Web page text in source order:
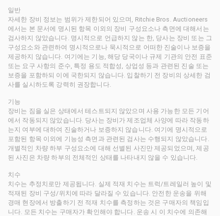
일반
자세한 장비 정보는 범위가 제한되어 있으며, Ritchie Bros. Auctioneers
에서는 본 문서에 명시된 항목 이외의 장비 구성요소나 측면에 대해서는
검사하지 않았습니다. 명시적으로 언급하지 않는 한, 당사는 장비 또는 그
구성요소와 관련하여 명시적으로나 묵시적으로 어떠한 진술이나 보증을
제공하지 않습니다. 여기에는 기능, 해당 당국이나 규제 기관의 안전 표준
또는 요구 사항의 준수, 특정 용도 적합성, 상업성 등과 관련된 진술 또는
보증을 포함하되 이에 국한되지 않습니다. 입찰하기 전 장비의 상세한 검
사를 실시하도록 강력히 권장합니다.
기능
장비는 짐을 실은 상태에서 테스트되지 않았으며 사용 가능한 모든 기어
에서 작동되지 않았습니다. 당사는 장비가 제조업체 사양에 따라 작동하
는지 여부에 대하여 진술하거나 보증하지 않습니다. 여기에 명시적으로
포함된 항목 이외에 기능성 측면과 관련된 검사는 수행되지 않았습니다.
개별적인 차량 하부 구성요소에 대해 선별된 사진만 제공되었으며, 제공
된 사진은 차량 하부의 전체적인 상태를 나타내지 않을 수 있습니다.
치수
치수는 추정치로만 제공됩니다. 실제 적재 치수는 트럭/트레일러 높이 및
적재된 장비 구성/위치에 따라 달라질 수 있습니다. 안전한 운송을 위해
경매 현장에서 방출하기 전 적재 치수를 측정하는 것은 구매자의 책임입
니다. 모든 치수는 구매자가 확인해야 합니다. 운송 시 이 치수에 의존해